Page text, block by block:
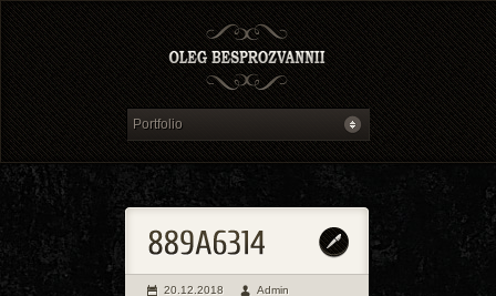
20.12.2018 Admin